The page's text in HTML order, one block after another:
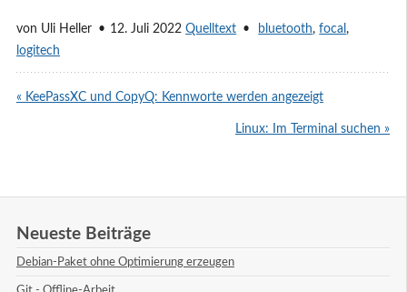
von Uli Heller 12. Juli 2022 Quelltext bluetooth,focal,
logitech
« KeePassXC und CopyQ: Kennworte werden angezeigt
Linux: Im Terminal suchen »
Neueste Beiträge
Debian-Paket ohne Optimierung erzeugen